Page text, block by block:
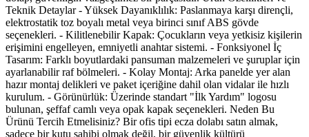
Teknik Detaylar - Yüksek Dayanıklılık: Paslanmaya karşı dirençli,
elektrostatik toz boyalı metal veya birinci sınıf ABS gövde
seçenekleri. - Kilitlenebilir Kapak: Çocukların veya yetkisiz kişilerin
erişimini engelleyen, emniyetli anahtar sistemi. - Fonksiyonel İç
Tasarım: Farklı boyutlardaki pansuman malzemeleri ve şuruplar için
ayarlanabilir raf bölmeleri. - Kolay Montaj: Arka panelde yer alan
hazır montaj delikleri ve paket içeriğine dahil olan vidalar ile hızlı
kurulum. - Görünürlük: Üzerinde standart "İlk Yardım" logosu
bulunan, şeffaf camlı veya opak kapak seçenekleri. Neden Bu
Ürünü Tercih Etmelisiniz? Bir ofis tipi ecza dolabı satın almak,
sadece bir kutu sahibi olmak değil, bir güvenlik kültürü